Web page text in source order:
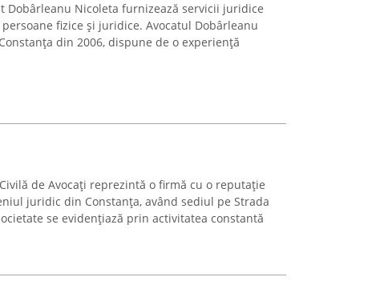
Dobârleanu Nicoleta furnizează servicii juridice
fizice și juridice. Avocatul Dobârleanu
din 2006, dispune de o experiență
de Avocați reprezintă o firmă cu o reputație
juridic din Constanța, având sediul pe Strada
se evidențiază prin activitatea constantă